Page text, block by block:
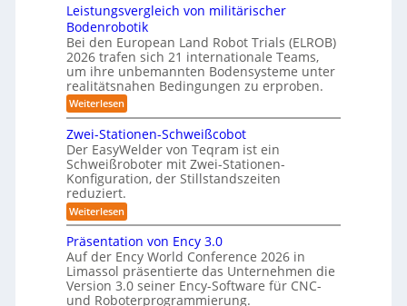
r
6m
3
D
-
S
t
e
r
e
o
-
K
a
m
r
a
s
y
u
t
t
l
e
-
S
y
s
t
m
f
ü
r
R
e
Leistungsvergleich von militärischer
Bodenrobotik
Bei den European Land Robot Trials (ELROB)
2026 trafen sich 21 internationale Teams,
um ihre unbemannten Bodensysteme unter
realitätsnahen Bedingungen zu erproben.
Weiterlesen:
L
e
i
s
t
u
g
s
v
e
r
g
l
e
Zwei-Stationen-Schweißcobot
Der EasyWelder von Teqram ist ein
Schweißroboter mit Zwei-Stationen-
Konfiguration, der Stillstandszeiten
reduziert.
Weiterlesen:
Z
w
e
i
-
S
t
Präsentation von Ency 3.0
Auf der Ency World Conference 2026 in
Limassol präsentierte das Unternehmen die
Version 3.0 seiner Ency-Software für CNC-
und Roboterprogrammierung.